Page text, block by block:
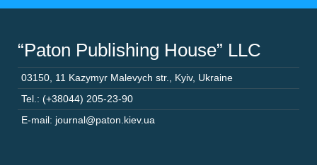
“Paton Publishing House” LLC
03150, 11 Kazymyr Malevych str., Kyiv, Ukraine
Tel.: (+38044) 205-23-90
E-mail: journal@paton.kiev.ua